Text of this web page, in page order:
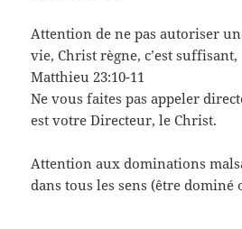
Attention de ne pas autoriser
vie, Christ règne, c’est suffisant,
Matthieu 23:10-11
Ne vous faites pas appeler
est votre Directeur, le Christ.
Attention aux dominations
dans tous les sens (être dominé